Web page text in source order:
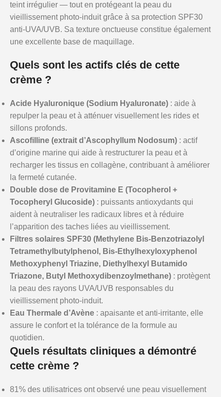
teint irrégulier — tout en protégeant la peau du
vieillissement photo-induit grâce à sa protection SPF30
anti-UVA/UVB. Sa texture onctueuse constitue également
une excellente base de maquillage.
Quels sont les actifs clés de cette
crème ?
Acide Hyaluronique (Sodium Hyaluronate) : aide à
repulper la peau et à atténuer visuellement les rides et
sillons profonds.
Ascofilline (extrait d’Ascophyllum Nodosum) : actif
d’origine marine qui aide à restructurer la peau et à
recharger les tissus en collagène, contribuant à améliorer
la fermeté cutanée.
Double dose de Provitamine E (Tocopherol +
Tocopheryl Glucoside) : puissants antioxydants qui
aident à neutraliser les radicaux libres et à réduire
l’apparition des taches liées au vieillissement.
Filtres solaires SPF30 (Methylene Bis-Benzotriazolyl
Tetramethylbutylphenol, Bis-Ethylhexyloxyphenol
Methoxyphenyl Triazine, Diethylhexyl Butamido
Triazone, Butyl Methoxydibenzoylmethane) : protègent
la peau des rayons UVA/UVB responsables du
vieillissement photo-induit.
Eau Thermale d’Avène : apaisante et anti-irritante, elle
assure le confort et la tolérance de la formule au
quotidien.
Quels résultats cliniques a démontré
cette crème ?
81% des utilisatrices ont observé une peau visuellement